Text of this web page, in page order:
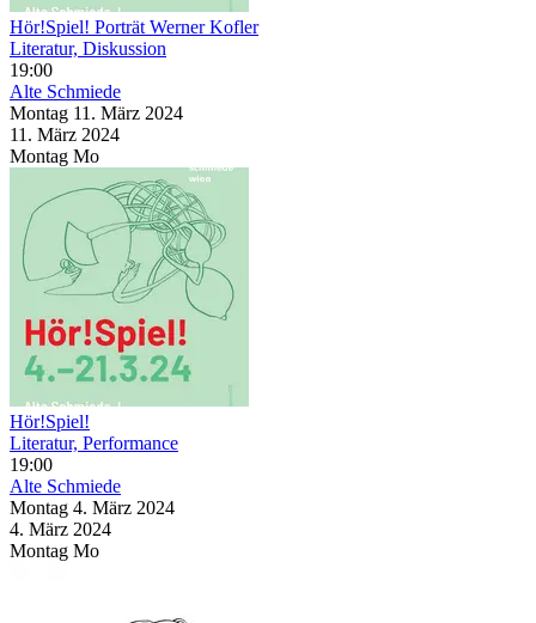
Hör!Spiel! Porträt Werner Kofler
Literatur, Diskussion
19:00
Alte Schmiede
Montag 11. März 2024
11. März 2024
Montag Mo
Hör!Spiel!
Literatur, Performance
19:00
Alte Schmiede
Montag 4. März 2024
4. März 2024
Montag Mo